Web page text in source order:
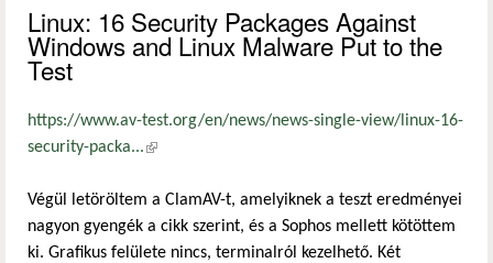
Linux: 16 Security Packages Against
Windows and Linux Malware Put to the
Test
https://www.av-test.org/en/news/news-single-view/linux-16-
security-packa...(külső hivatkozás)
Végül letöröltem a ClamAV-t, amelyiknek a teszt eredményei
nagyon gyengék a cikk szerint, és a Sophos mellett kötöttem
ki. Grafikus felülete nincs, terminalról kezelhető. Két